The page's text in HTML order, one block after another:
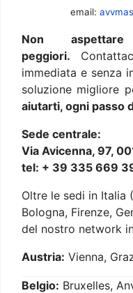
email:
Non
peggiori.
immediata e senza
soluzione migliore
aiutarti, ogni passo
Sede centrale:
Via Avicenna, 97,
tel: + 39 335 669
Oltre le sedi in Italia
Bologna, Firenze,
del nostro network
Austria: Vienna,
Belgio: Bruxelles,